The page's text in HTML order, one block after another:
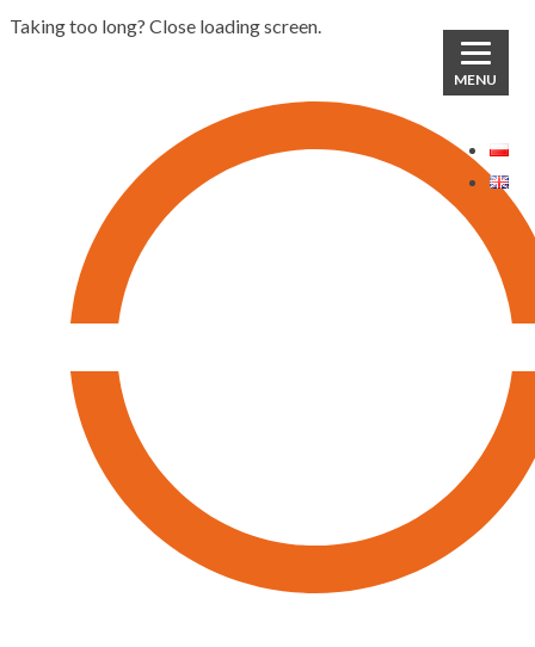
Taking too long? Close loading screen.
MENU